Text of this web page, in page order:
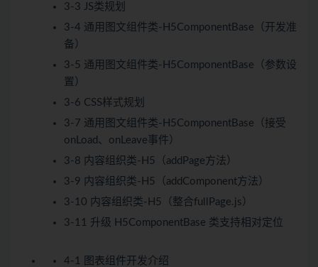
3-3 JS类规划
3-4 通用图文组件类-H5ComponentBase（开发准
备）
3-5 通用图文组件类-H5ComponentBase（参数设
置）
3-6 CSS样式规划
3-7 通用图文组件类-H5ComponentBase（接受
onLoad、onLeave事件）
3-8 内容组织类-H5（addPage方法）
3-9 内容组织类-H5（addComponent方法）
3-10 内容组织类-H5（整合fullPage.js）
3-11 升级 H5ComponentBase 类支持相对定位
4-1 图表组件开发介绍